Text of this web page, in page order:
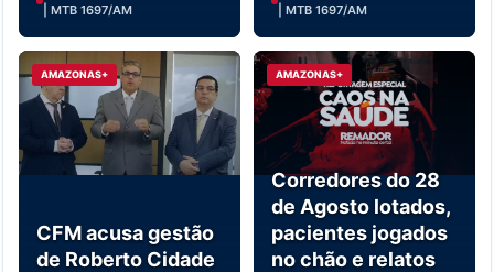
| MTB 1697/AM
| MTB 1697/AM
AMAZONAS+
CFM acusa gestão
de Roberto Cidade
AMAZONAS+
Corredores do 28
de Agosto lotados,
pacientes jogados
no chão e relatos